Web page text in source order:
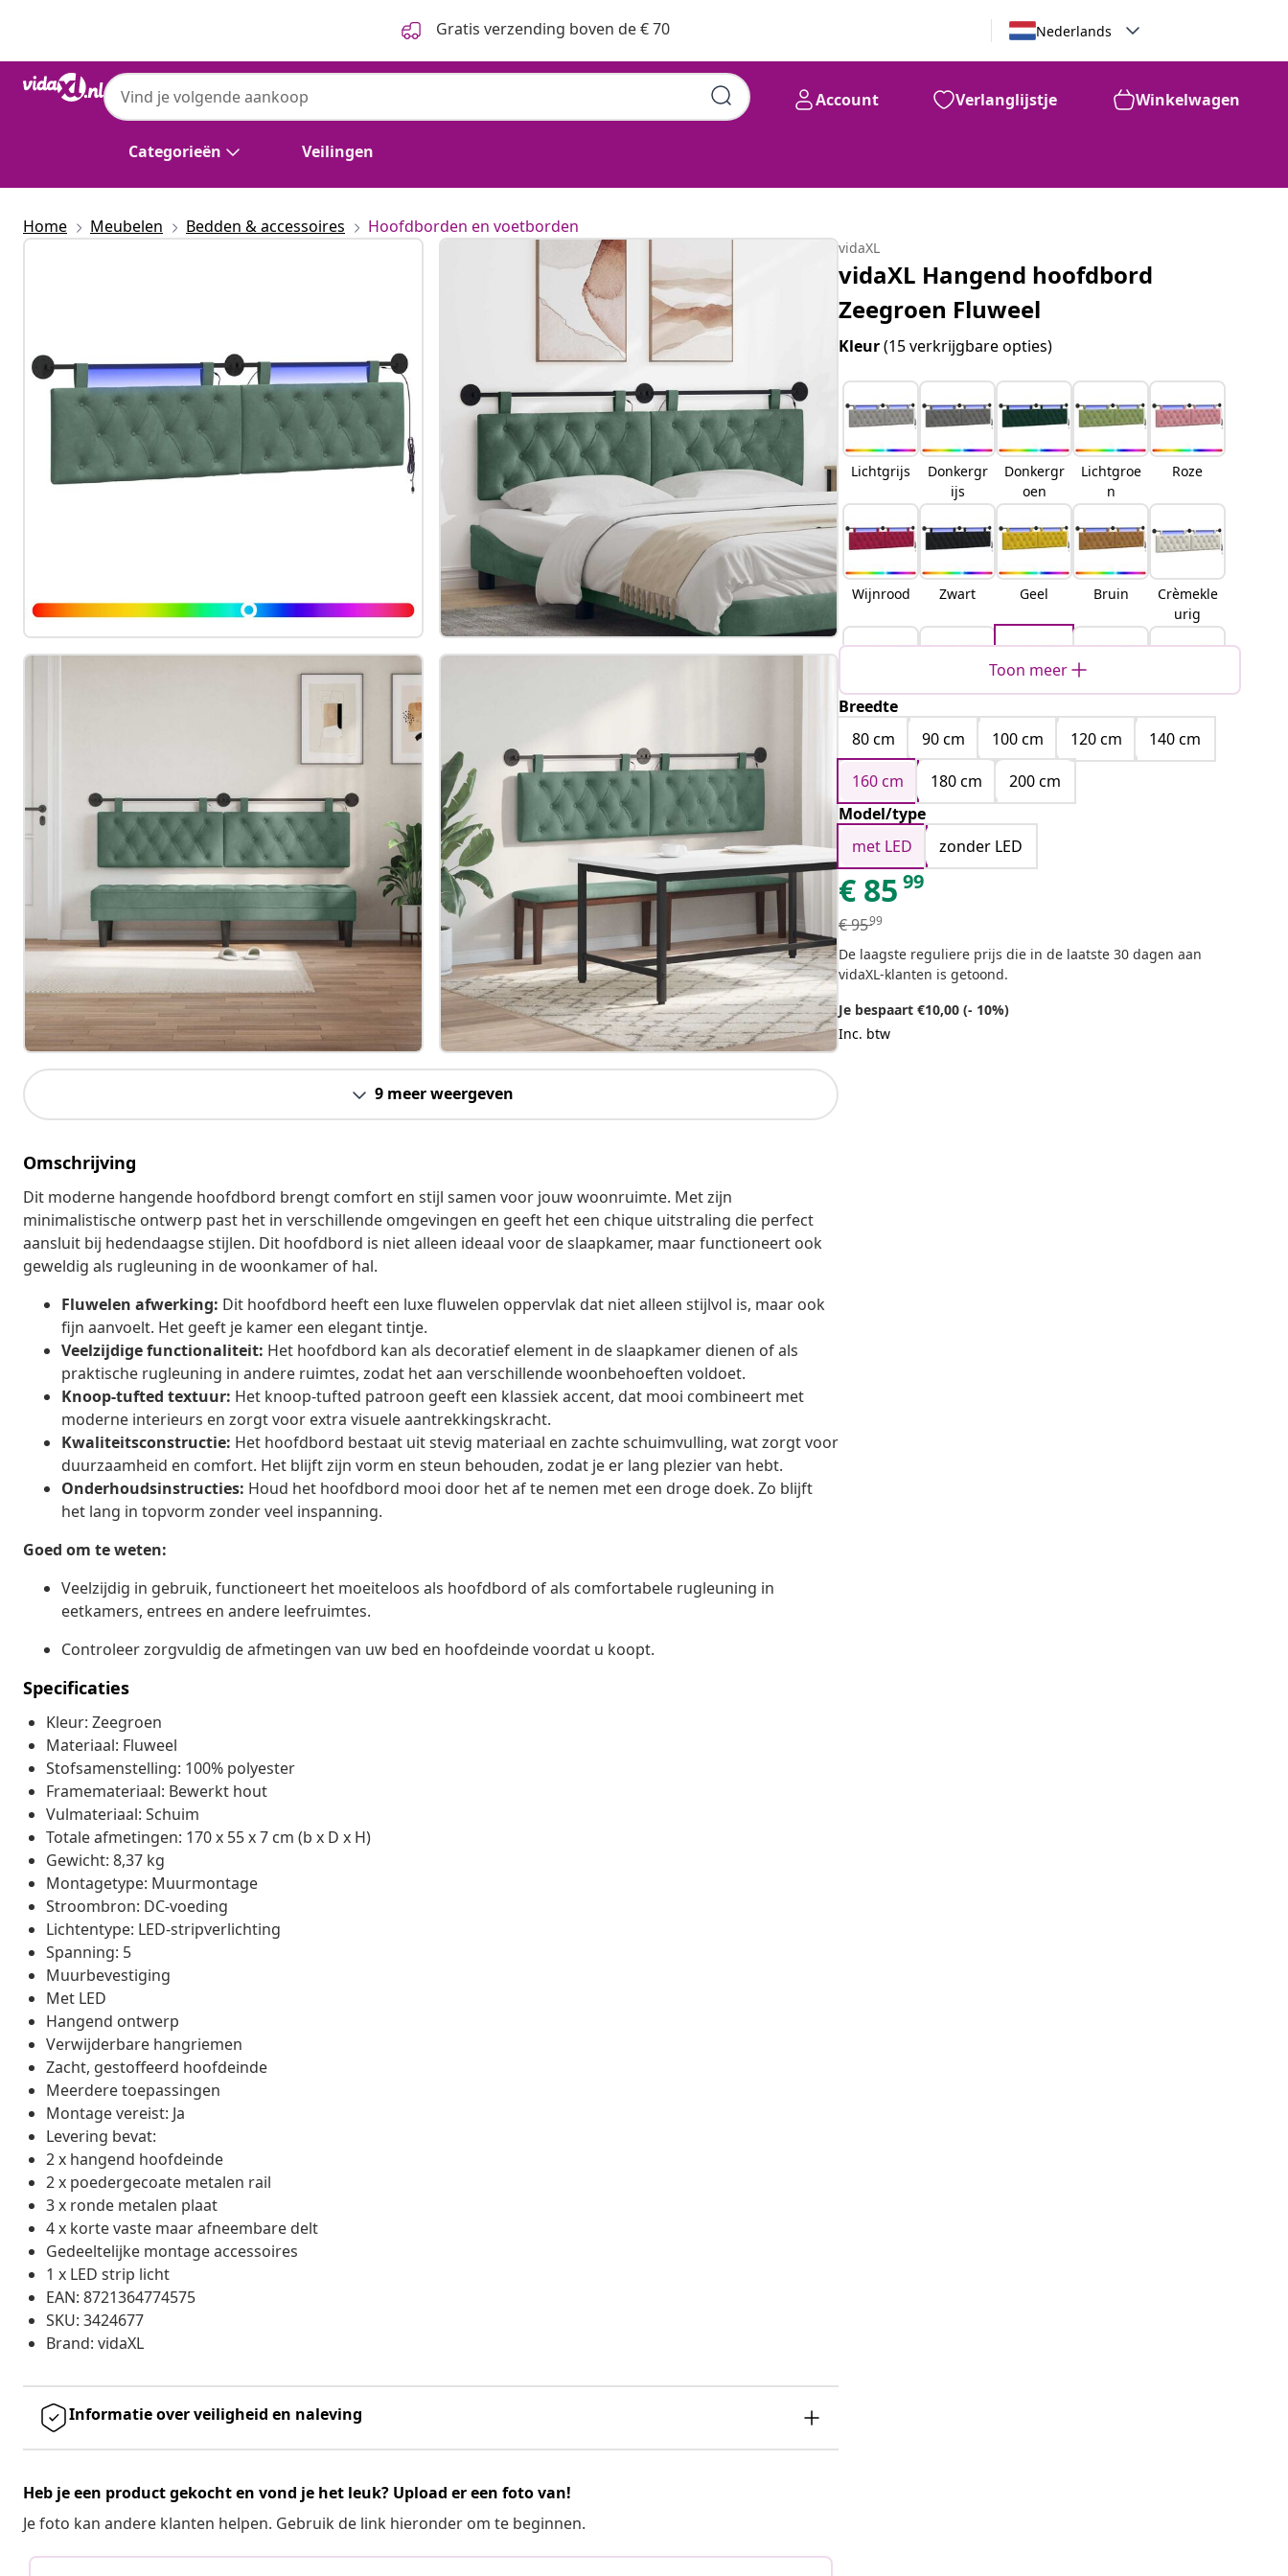
Gratis verzending boven de € 70 Nederlands
Categorieën Veilingen
Account Verlanglijstje Winkelwagen
Home Meubelen Bedden & accessoires Hoofdborden en voetborden
9 meer weergeven
Omschrijving
Dit moderne hangende hoofdbord brengt comfort en stijl samen voor jouw woonruimte. Met zijn
minimalistische ontwerp past het in verschillende omgevingen en geeft het een chique uitstraling die perfect
aansluit bij hedendaagse stijlen. Dit hoofdbord is niet alleen ideaal voor de slaapkamer, maar functioneert ook
geweldig als rugleuning in de woonkamer of hal.
Fluwelen afwerking: Dit hoofdbord heeft een luxe fluwelen oppervlak dat niet alleen stijlvol is, maar ook
fijn aanvoelt. Het geeft je kamer een elegant tintje.
Veelzijdige functionaliteit: Het hoofdbord kan als decoratief element in de slaapkamer dienen of als
praktische rugleuning in andere ruimtes, zodat het aan verschillende woonbehoeften voldoet.
Knoop-tufted textuur: Het knoop-tufted patroon geeft een klassiek accent, dat mooi combineert met
moderne interieurs en zorgt voor extra visuele aantrekkingskracht.
Kwaliteitsconstructie: Het hoofdbord bestaat uit stevig materiaal en zachte schuimvulling, wat zorgt voor
duurzaamheid en comfort. Het blijft zijn vorm en steun behouden, zodat je er lang plezier van hebt.
Onderhoudsinstructies: Houd het hoofdbord mooi door het af te nemen met een droge doek. Zo blijft
het lang in topvorm zonder veel inspanning.
Goed om te weten:
Veelzijdig in gebruik, functioneert het moeiteloos als hoofdbord of als comfortabele rugleuning in
eetkamers, entrees en andere leefruimtes.
Controleer zorgvuldig de afmetingen van uw bed en hoofdeinde voordat u koopt.
Specificaties
Kleur: Zeegroen
Materiaal: Fluweel
Stofsamenstelling: 100% polyester
Framemateriaal: Bewerkt hout
Vulmateriaal: Schuim
Totale afmetingen: 170 x 55 x 7 cm (b x D x H)
Gewicht: 8,37 kg
Montagetype: Muurmontage
Stroombron: DC-voeding
Lichtentype: LED-stripverlichting
Spanning: 5
Muurbevestiging
Met LED
Hangend ontwerp
Verwijderbare hangriemen
Zacht, gestoffeerd hoofdeinde
Meerdere toepassingen
Montage vereist: Ja
Levering bevat:
2 x hangend hoofdeinde
2 x poedergecoate metalen rail
3 x ronde metalen plaat
4 x korte vaste maar afneembare delt
Gedeeltelijke montage accessoires
1 x LED strip licht
EAN: 8721364774575
SKU: 3424677
Brand: vidaXL
Informatie over veiligheid en naleving
Heb je een product gekocht en vond je het leuk? Upload er een foto van!
Je foto kan andere klanten helpen. Gebruik de link hieronder om te beginnen.
vidaXL
vidaXL Hangend hoofdbord
Zeegroen Fluweel
Kleur(15 verkrijgbare opties)
Lichtgrijs
Donkergr
ijs
Donkergr
oen
Lichtgroe
n
Roze
Wijnrood Zwart Geel Bruin
Crèmekle
urig
Blauw
Turquois
e
Zeegroen
Politiebla
uw
Paars
Toon meer
Breedte
80 cm
90 cm 100 cm 120 cm
140 cm
160 cm
180 cm
200 cm
Model/type
met LED
zonder LED
€ 85 99
€9599
De laagste reguliere prijs die in de laatste 30 dagen aan
vidaXL-klanten is getoond.
Je bespaart €10,00 (- 10%)
Inc. btw